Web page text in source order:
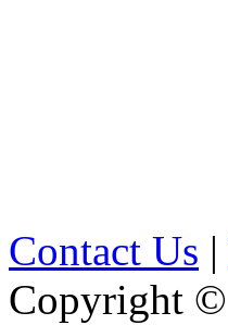
Contact Us |
Copyright ©